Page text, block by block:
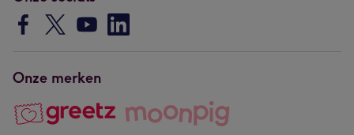
Onze merken